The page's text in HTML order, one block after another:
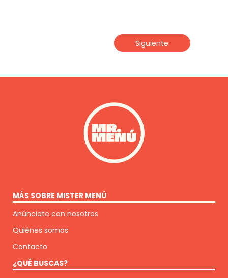
Siguiente
MÁS SOBRE MISTER MENÚ
Anúnciate con nosotros
Quiénes somos
Contacto
¿QUÉ BUSCAS?